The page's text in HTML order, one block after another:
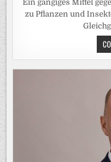
Ein gängiges Mittel
zu Pflanzen und